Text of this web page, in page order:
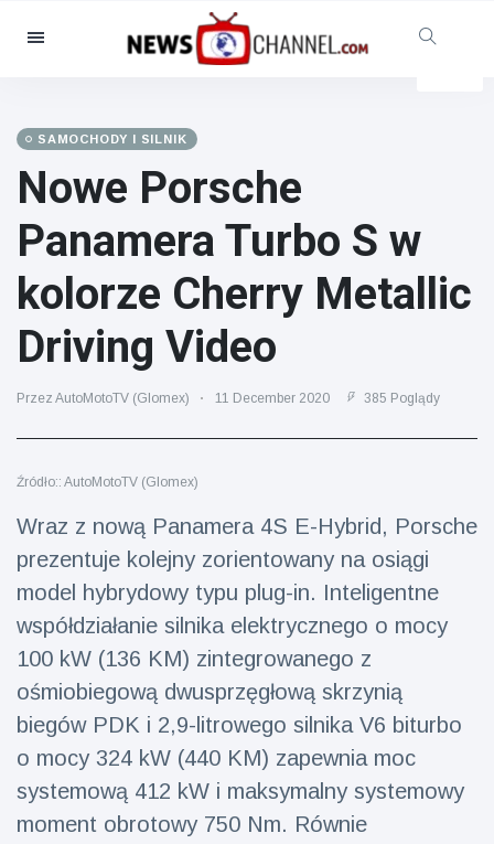
Kategorie
Opieka społeczna i zabawa
Kino i telewizja
(81)
Sport
(237)
Gwiazdy
(13938)
Moda i piękno
(122)
Samochody i silnik
(5997)
Zdrowie i sprawność
fizyczna
Podróże i przygody
Najnowsze
wiadomości
Ucieczka z
'kajdanek'
magika
publiczność
16 July
192
SAMOCHODY I SILNIK
Nowe Porsche
Panamera Turbo S w
kolorze Cherry Metallic
Driving Video
Przez AutoMotoTV (Glomex) 11 December 2020 385 Poglądy
Źródło:: AutoMotoTV (Glomex)
Wraz z nową Panamera 4S E-Hybrid, Porsche
prezentuje kolejny zorientowany na osiągi
model hybrydowy typu plug-in. Inteligentne
współdziałanie silnika elektrycznego o mocy
100 kW (136 KM) zintegrowanego z
ośmiobiegową dwusprzęgłową skrzynią
biegów PDK i 2,9-litrowego silnika V6 biturbo
o mocy 324 kW (440 KM) zapewnia moc
systemową 412 kW i maksymalny systemowy
moment obrotowy 750 Nm. Równie